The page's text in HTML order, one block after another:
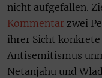
nicht aufgefallen.
Kommentar zwei
ihrer Sicht
Antisemitismus
Netanjahu und